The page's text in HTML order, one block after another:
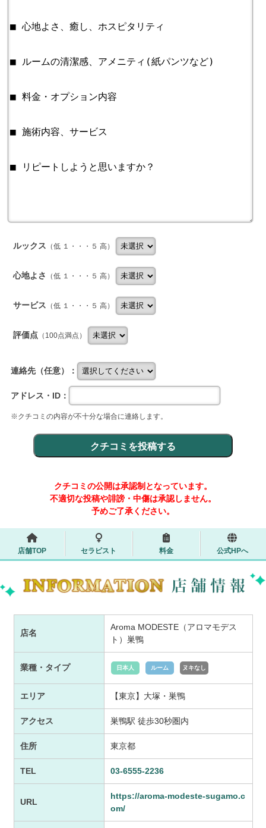
ルックス （低 １・・・５ 高）
心地よさ （低 １・・・５ 高）
サービス （低 １・・・５ 高）
評価点 （100点満点）
連絡先（任意）：
アドレス・ID：
※クチコミの内容が不十分な場合に連絡します。
クチコミの公開は承認制となっています。
不適切な投稿や誹謗・中傷は承認しません。
予めご了承ください。
店舗TOP セラピスト 料金 公式HPへ
店名
Aroma MODESTE（アロマモデス
ト）巣鴨
業種・タイプ 日本人 ルーム ヌキなし
エリア 【東京】大塚・巣鴨
アクセス 巣鴨駅 徒歩30秒圏内
住所 東京都
TEL 03-6555-2236
URL
https://aroma-modeste-sugamo.c
om/